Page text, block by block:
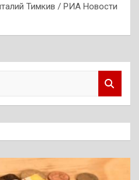
Тимкив / РИА Новости